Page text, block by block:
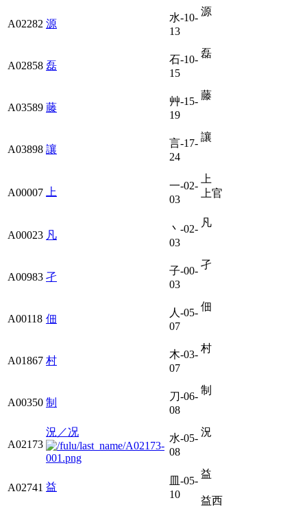
A02282 源
水-10-
13
源
A02858 磊
石-10-
15
磊
A03589 藤
艸-15-
19
藤
A03898 讓
言-17-
24
讓
A00007 上
一-02-
03
上
上官
A00023 凡
丶-02-
03
凡
A00983 孑
子-00-
03
孑
A00118 佃
人-05-
07
佃
A01867 村
木-03-
07
村
A00350 制
刀-06-
08
制
A02173
況／况
水-05-
08
況
A02741 益
皿-05-
10
益
益西